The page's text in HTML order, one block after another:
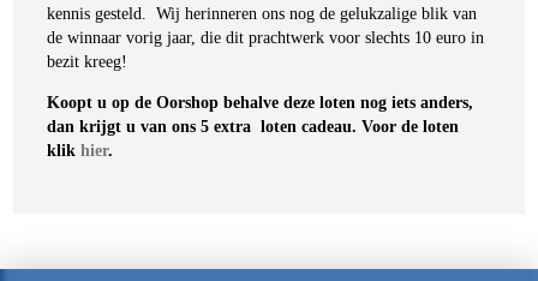
kennis gesteld. Wij herinneren ons nog de gelukzalige blik van
de winnaar vorig jaar, die dit prachtwerk voor slechts 10 euro in
bezit kreeg!
Koopt u op de Oorshop behalve deze loten nog iets anders,
dan krijgt u van ons 5 extra loten cadeau. Voor de loten
klikhier.